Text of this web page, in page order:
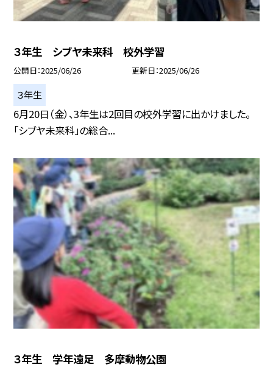
３年生 シブヤ未来科 校外学習
公開日 2025/06/26 更新日 2025/06/26
３年生
6月20日（金）、3年生は2回目の校外学習に出かけました。
「シブヤ未来科」の総合...
３年生 学年遠足 多摩動物公園